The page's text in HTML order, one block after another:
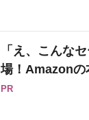
「え、こんな
場！Amazonの
PR